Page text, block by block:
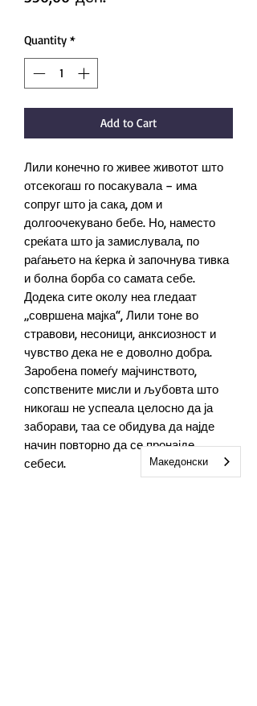
Quantity *
Add to Cart
Лили конечно го живее животот што
отсекогаш го посакувала – има
сопруг што ја сака, дом и
долгоочекувано бебе. Но, наместо
среќата што ја замислувала, по
раѓањето на ќерка ѝ започнува тивка
и болна борба со самата себе.
Додека сите околу неа гледаат
„совршена мајка“, Лили тоне во
стравови, несоници, анксиозност и
чувство дека не е доволно добра.
Заробена помеѓу мајчинството,
сопствените мисли и љубовта што
никогаш не успеала целосно да ја
заборави, таа се обидува да најде
начин повторно да се пронајде
себеси.
Во исто време, Илин живее со
Македонски